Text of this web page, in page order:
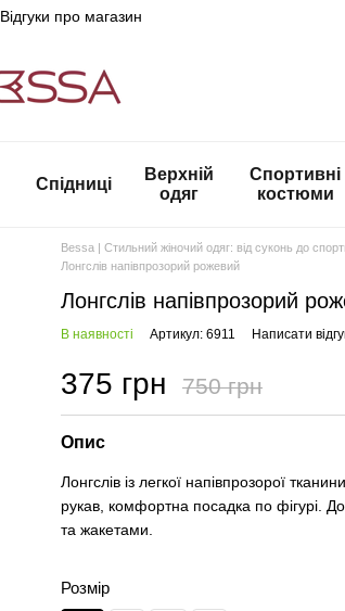
Відгуки про магазин
Спідниці
Верхній
одяг
Спортивні
костюми
Bessa | Стильний жіночий одяг: від суконь до
Лонгслів напівпрозорий рожевий
Лонгслів напівпрозорий
В наявності Артикул: 6911 Написати
375 грн 750 грн
Опис
Лонгслів із легкої напівпрозорої
рукав, комфортна посадка по фігурі.
та жакетами.
Розмір